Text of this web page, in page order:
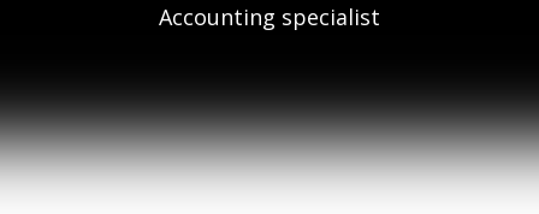
Accounting specialist